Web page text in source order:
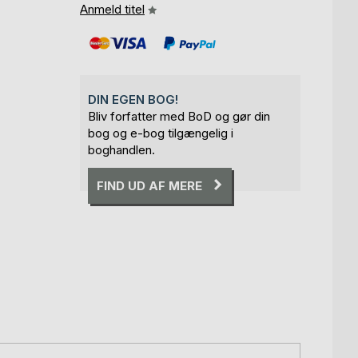
Anmeld titel
DIN EGEN BOG!
Bliv forfatter med BoD og gør din
bog og e-bog tilgængelig i
boghandlen.
FIND UD AF MERE